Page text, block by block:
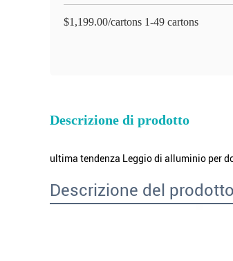
$1,199.00/cartons 1-49 cartons
Descrizione di prodotto
ultima tendenza Leggio di alluminio per
Descrizione del prodotto